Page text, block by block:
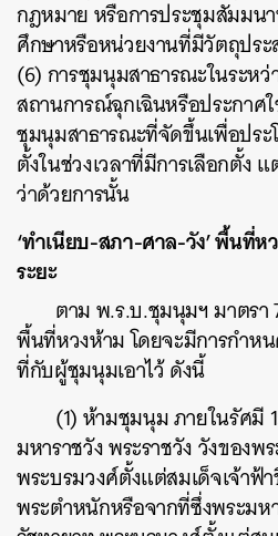
กฎหมาย หรือการประชุมสัมมน
ศึกษาหรือหน่วยงานที่มีวัตถุประ
(6) การชุมนุมสาธารณะในระหว่
สถานการณ์ฉุกเฉินหรือประกาศ
ชุมนุมสาธารณะที่จัดขึ้นเพื่อประ
ตั้งในช่วงเวลาที่มีการเลือกตั้ง
ว่าด้วยการนั้น
‘ทำเนียบ-สภา-ศาล-วัง’ พื้นที่
ระยะ
ตาม พ.ร.บ.ชุมนุมฯ มาตร
พื้นที่หวงห้าม โดยจะมีการกำห
ที่กับผู้ชุมนุมเอาไว้ ดังนี้
(1) ห้ามชุมนุม ภายในรัศมี
มหาราชวัง พระราชวัง วังของพ
พระบรมวงศ์ตั้งแต่สมเด็จเจ้าฟ้
พระตำหนักหรือจากที่ซึ่งพระมห